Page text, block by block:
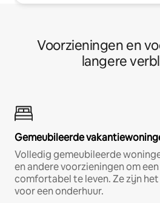
Voorzieningen en
langere
Gemeubileerde
Volledig gemeubileerde
en andere voorzieningen om
comfortabel te leven. Ze zijn
voor een onderhuur.